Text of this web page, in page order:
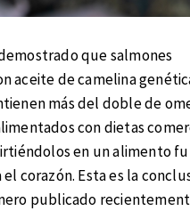
que salmones
aceite de camelina
más del doble de
con dietas
en un alimento
corazón. Esta es la
publicado